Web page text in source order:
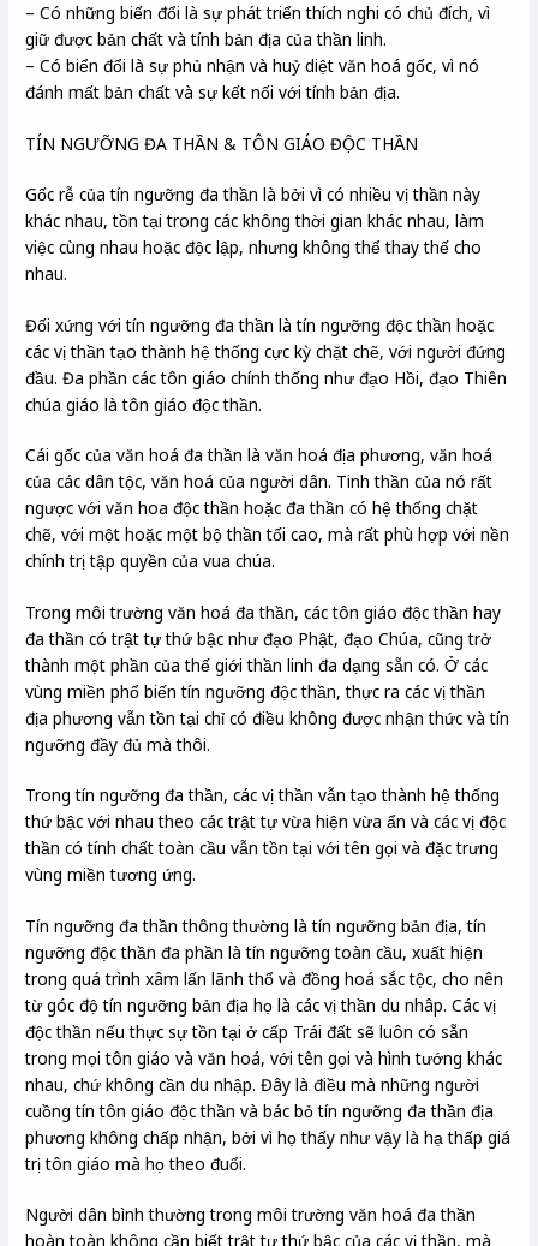
– Có những biến đổi là sự phát triển thích nghi có chủ đích, vì
giữ được bản chất và tính bản địa của thần linh.
– Có biển đổi là sự phủ nhận và huỷ diệt văn hoá gốc, vì nó
đánh mất bản chất và sự kết nối với tính bản địa.
TÍN NGƯỠNG ĐA THẦN & TÔN GIÁO ĐỘC THẦN
Gốc rễ của tín ngưỡng đa thần là bởi vì có nhiều vị thần này
khác nhau, tồn tại trong các không thời gian khác nhau, làm
việc cùng nhau hoặc độc lập, nhưng không thể thay thế cho
nhau.
Đối xứng với tín ngưỡng đa thần là tín ngưỡng độc thần hoặc
các vị thần tạo thành hệ thống cực kỳ chặt chẽ, với người đứng
đầu. Đa phần các tôn giáo chính thống như đạo Hồi, đạo Thiên
chúa giáo là tôn giáo độc thần.
Cái gốc của văn hoá đa thần là văn hoá địa phương, văn hoá
của các dân tộc, văn hoá của người dân. Tinh thần của nó rất
ngược với văn hoa độc thần hoặc đa thần có hệ thống chặt
chẽ, với một hoặc một bộ thần tối cao, mà rất phù hợp với nền
chính trị tập quyền của vua chúa.
Trong môi trường văn hoá đa thần, các tôn giáo độc thần hay
đa thần có trật tự thứ bậc như đạo Phật, đạo Chúa, cũng trở
thành một phần của thế giới thần linh đa dạng sẵn có. Ở các
vùng miền phổ biến tín ngưỡng độc thần, thực ra các vị thần
địa phương vẫn tồn tại chỉ có điều không được nhận thức và tín
ngưỡng đầy đủ mà thôi.
Trong tín ngưỡng đa thần, các vị thần vẫn tạo thành hệ thống
thứ bậc với nhau theo các trật tự vừa hiện vừa ẩn và các vị độc
thần có tính chất toàn cầu vẫn tồn tại với tên gọi và đặc trưng
vùng miền tương ứng.
Tín ngưỡng đa thần thông thường là tín ngưỡng bản địa, tín
ngưỡng độc thần đa phần là tín ngưỡng toàn cầu, xuất hiện
trong quá trình xâm lấn lãnh thổ và đồng hoá sắc tộc, cho nên
từ góc độ tín ngưỡng bản địa họ là các vị thần du nhâp. Các vị
độc thần nếu thực sự tồn tại ở cấp Trái đất sẽ luôn có sẵn
trong mọi tôn giáo và văn hoá, với tên gọi và hình tướng khác
nhau, chứ không cần du nhập. Đây là điều mà những người
cuồng tín tôn giáo độc thần và bác bỏ tín ngưỡng đa thần địa
phương không chấp nhận, bởi vì họ thấy như vậy là hạ thấp giá
trị tôn giáo mà họ theo đuổi.
Người dân bình thường trong môi trường văn hoá đa thần
hoàn toàn không cần biết trật tự thứ bậc của các vị thần, mà